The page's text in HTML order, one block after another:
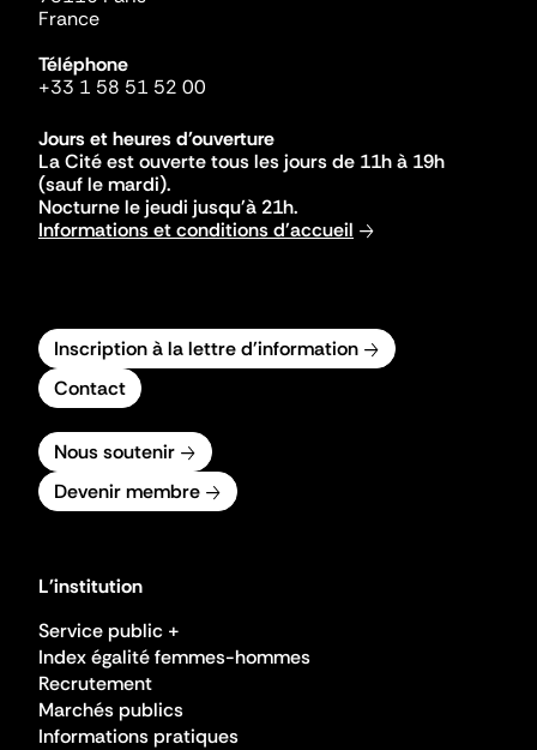
France
Téléphone
+33 1 58 51 52 00
Jours et heures d'ouverture
La Cité est ouverte tous les jours de 11h à 19h
(sauf le mardi).
Nocturne le jeudi jusqu'à 21h.
Informations et conditions d'accueil
Inscription à la lettre d'information
Contact
Nous soutenir
Devenir membre
L'institution
Service public +
Index égalité femmes-hommes
Recrutement
Marchés publics
Informations pratiques